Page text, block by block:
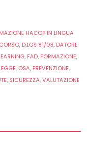
HACCP IN LINGUA
CORSO, D.LGS 81/08, DATORE
, FAD, FORMAZIONE,
, OSA, PREVENZIONE,
, SICUREZZA,VALUTAZIONE